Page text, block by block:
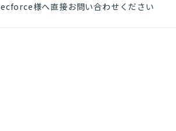
ecforce様へ直接お問い合わせください